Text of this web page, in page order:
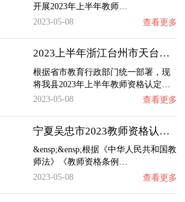
开展2023年上半年教师…
2023-05-08
查看更多
2023上半年浙江台州市天台县教师资格认定通告…
根据省市教育行政部门统一部署，现
将我县2023年上半年教师资格认定…
2023-05-08
查看更多
宁夏吴忠市2023教师资格认定公告
&ensp;&ensp;根据《中华人民共和国教
师法》《教师资格条例…
2023-05-08
查看更多